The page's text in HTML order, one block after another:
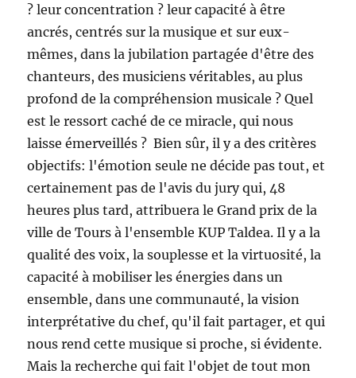
? leur concentration ? leur capacité à être
ancrés, centrés sur la musique et sur eux-
mêmes, dans la jubilation partagée d'être des
chanteurs, des musiciens véritables, au plus
profond de la compréhension musicale ? Quel
est le ressort caché de ce miracle, qui nous
laisse émerveillés ? Bien sûr, il y a des critères
objectifs: l'émotion seule ne décide pas tout, et
certainement pas de l'avis du jury qui, 48
heures plus tard, attribuera le Grand prix de la
ville de Tours à l'ensemble KUP Taldea. Il y a la
qualité des voix, la souplesse et la virtuosité, la
capacité à mobiliser les énergies dans un
ensemble, dans une communauté, la vision
interprétative du chef, qu'il fait partager, et qui
nous rend cette musique si proche, si évidente.
Mais la recherche qui fait l'objet de tout mon